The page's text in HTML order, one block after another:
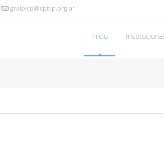
gralpico@cpitlp.org.ar
Inicio Institucional